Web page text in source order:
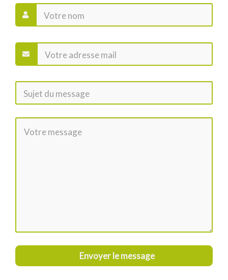
Envoyer le message